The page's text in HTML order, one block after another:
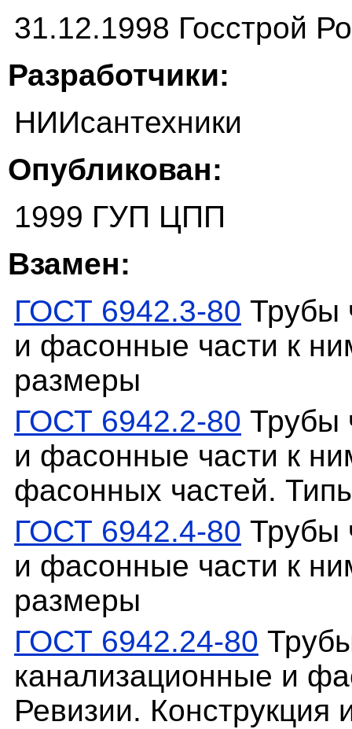
31.12.1998 Госстрой
Разработчики:
НИИсантехники
Опубликован:
1999 ГУП ЦПП
Взамен:
ГОСТ 6942.3-80 Трубы
и фасонные части к
размеры
ГОСТ 6942.2-80 Трубы
и фасонные части к
фасонных частей.
ГОСТ 6942.4-80 Трубы
и фасонные части к
размеры
ГОСТ 6942.24-80
канализационные и
Ревизии. Конструкция